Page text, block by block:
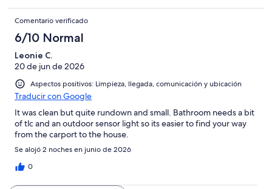
Contacted the host immediately upon arrival seeking assistance
in cancellation as there was no way our family could stay in that
tiny apartment for 6 days comfortably. Was told partial refund
would only
Comentario verificado
6/10 Normal
Leonie C.
20 de jun de 2026
Aspectos positivos: Limpieza, llegada, comunicación y ubicación
Traducir con Google
It was clean but quite rundown and small. Bathroom needs a bit
of tlc and an outdoor sensor light so its easier to find your way
from the carport to the house.
Se alojó 2 noches en junio de 2026
0